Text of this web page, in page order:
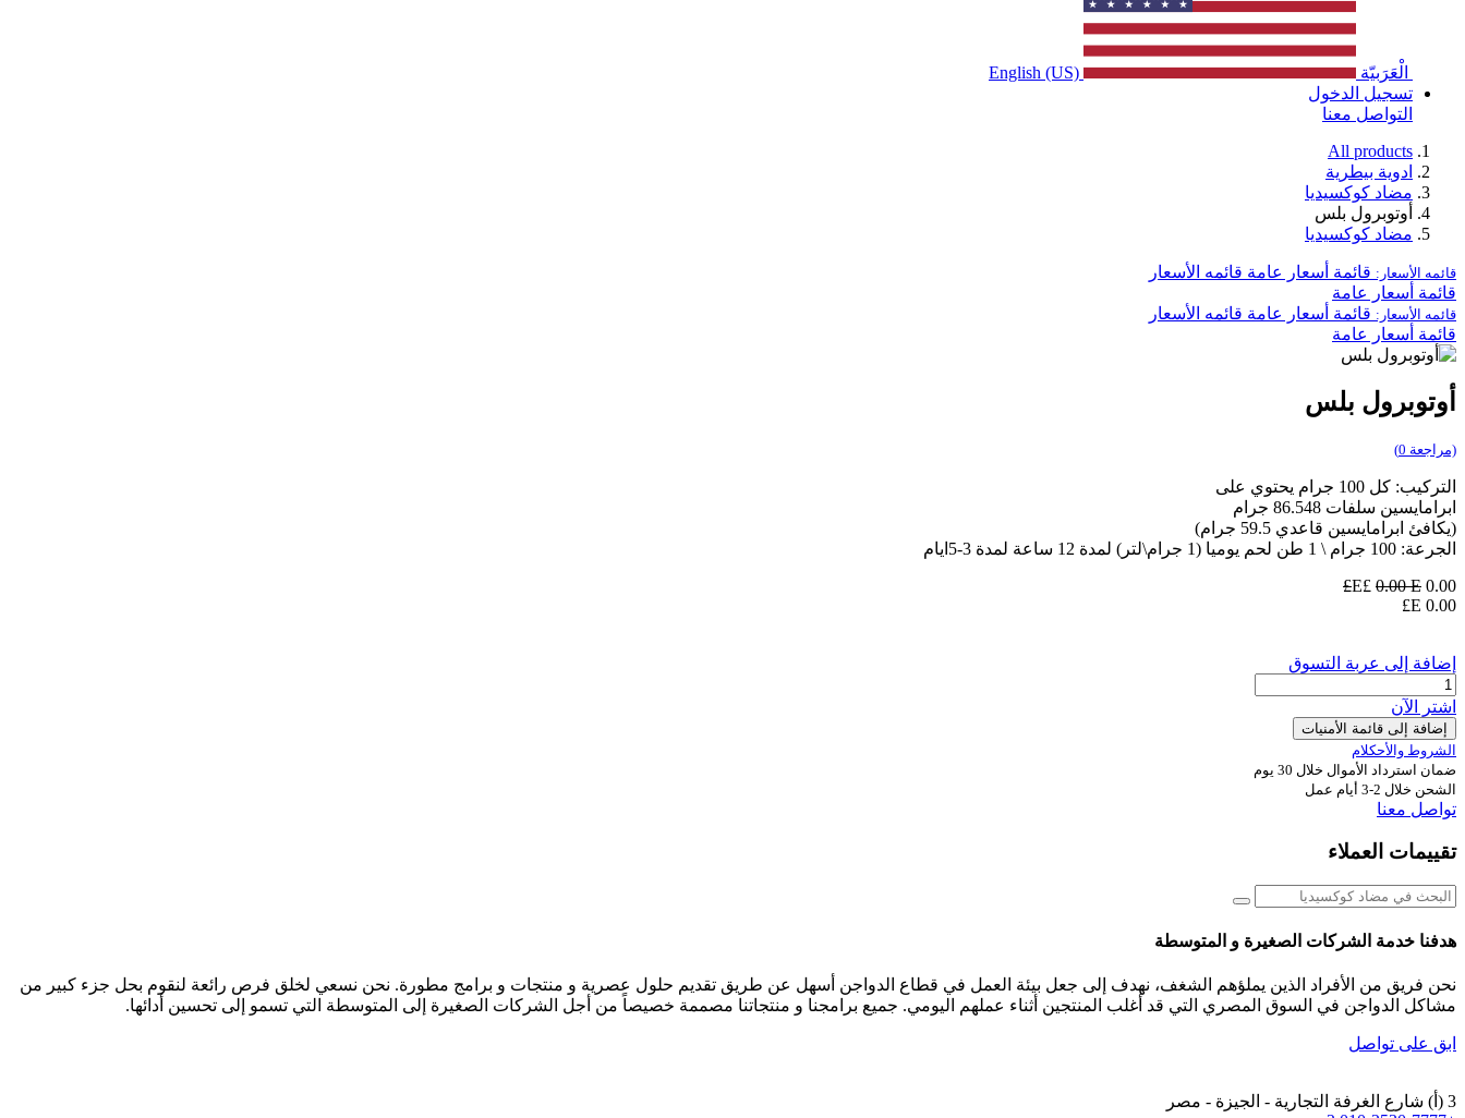
الْعَرَبيّة
English (US)
تسجيل الدخول
التواصل معنا
All products
ادوية بيطرية
مضاد كوكسيديا
أوتوبرول بلس
مضاد كوكسيديا
قائمه الأسعار: قائمة أسعار عامة قائمه الأسعار
قائمة أسعار عامة
قائمه الأسعار: قائمة أسعار عامة قائمه الأسعار
قائمة أسعار عامة
أوتوبرول بلس
(مراجعة 0)
التركيب: كل 100 جرام يحتوي على
ابرامايسين سلفات 86.548 جرام
(يكافئ ابرامايسين قاعدي 59.5 جرام)
الجرعة: 100 جرام \ 1 طن لحم يوميا (1 جرام\لتر) لمدة 12 ساعة لمدة 3-5ايام
0.00
0.00E£
0.00
إضافة إلى عربة التسوق
اشترِ الآن
إضافة إلى قائمة الأمنيات
الشروط والأحكلام
ضمان استرداد الأموال خلال 30 يوم
الشحن خلال 2-3 أيام عمل
تواصل معنا
تقييمات العملاء
هدفنا خدمة الشركات الصغيرة و المتوسطة
نحن فريق من الأفراد الذين يملؤهم الشغف، نهدف إلى جعل بيئة العمل في قطاع الدواجن أسهل عن طريق تقديم حلول عصرية و منتجات و برامج مطورة. نحن نسعي لخلق فرص رائعة لنقوم بحل جزء كبير من
مشاكل الدواجن في السوق المصري التي قد أغلب المنتجين أثناء عملهم اليومي. جميع برامجنا و منتجاتنا مصممة خصيصاً من أجل الشركات الصغيرة إلى المتوسطة التي تسمو إلى تحسين أدائها.
ابق على تواصل
3 (أ) شارع الغرفة التجارية - الجيزة - مصر